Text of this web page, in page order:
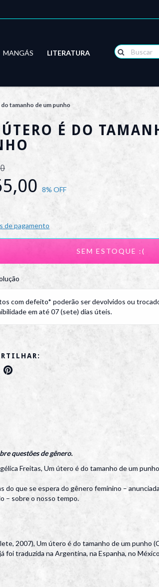
MANGÁS LITERATURA
tamanho de um punho
É DO
8% OFF
de pagamento
com defeito* poderão ser devolvidos ou
em até 07 (sete) dias úteis.
questões de gênero.
Freitas, Um útero é do tamanho de um
que se espera do gênero feminino –
– sobre o nosso tempo.
2007), Um útero é do tamanho de um punho
traduzida na Argentina, na Espanha, no